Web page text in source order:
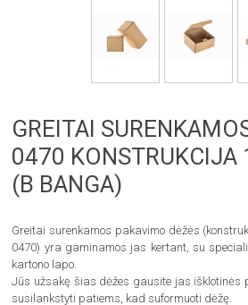
GREITAI
0470
(B BANGA)
Greitai surenkamos pakavimo dėžės
0470) yra gaminamos jas kertant, su
kartono lapo.
Jūs užsakę šias dėžes gausite jas išklotinės
susilankstyti patiems, kad suformuoti dėžę.